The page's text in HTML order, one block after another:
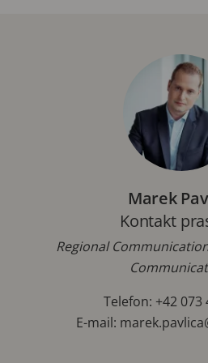
Marek
Kontakt
Regional
Telefon: +42 073
E-mail: